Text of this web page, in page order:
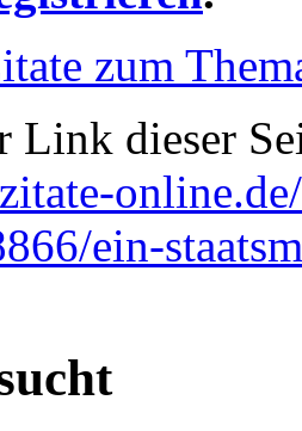
zum
Link dieser
ein-